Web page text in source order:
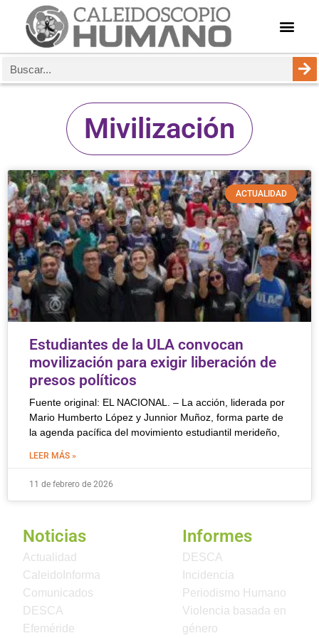
Mivilización
ACTUALIDAD
Estudiantes de la ULA convocan
movilización para exigir liberación de
presos políticos
Fuente original: EL NACIONAL. – La acción, liderada por
Mario Humberto López y Junnior Muñoz, forma parte de
la agenda pacífica del movimiento estudiantil merideño,
LEER MÁS »
11 de febrero de 2026
Noticias
Actualidad
CaleidoInforma
Comunicados
DESCA
Efeméride
Informes
DESCA
Incidencia
Periodismo Humano
Violencia basada en
género